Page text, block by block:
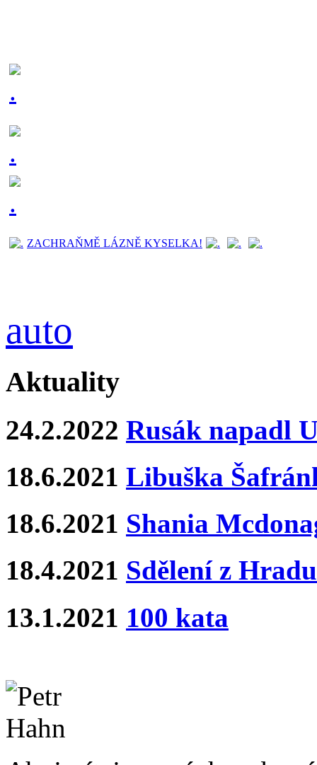
ZACHRAŇMĚ LÁZNĚ KYSELKA!
auto
Aktuality
24.2.2022 Rusák napadl
18.6.2021 Libuška
18.6.2021 Shania
18.4.2021 Sdělení z Hradu
13.1.2021 100 kata